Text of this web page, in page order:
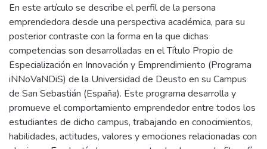
En este artículo se describe el perfil de la persona
emprendedora desde una perspectiva académica, para su
posterior contraste con la forma en la que dichas
competencias son desarrolladas en el Título Propio de
Especialización en Innovación y Emprendimiento (Programa
iNNoVaNDiS) de la Universidad de Deusto en su Campus
de San Sebastián (España). Este programa desarrolla y
promueve el comportamiento emprendedor entre todos los
estudiantes de dicho campus, trabajando en conocimientos,
habilidades, actitudes, valores y emociones relacionadas con